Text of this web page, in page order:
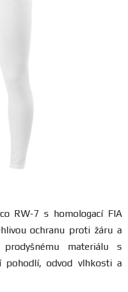
RW-7 s homologací FIA
ochranu proti žáru a
materiálu s
pohodlí, odvod vlhkosti a